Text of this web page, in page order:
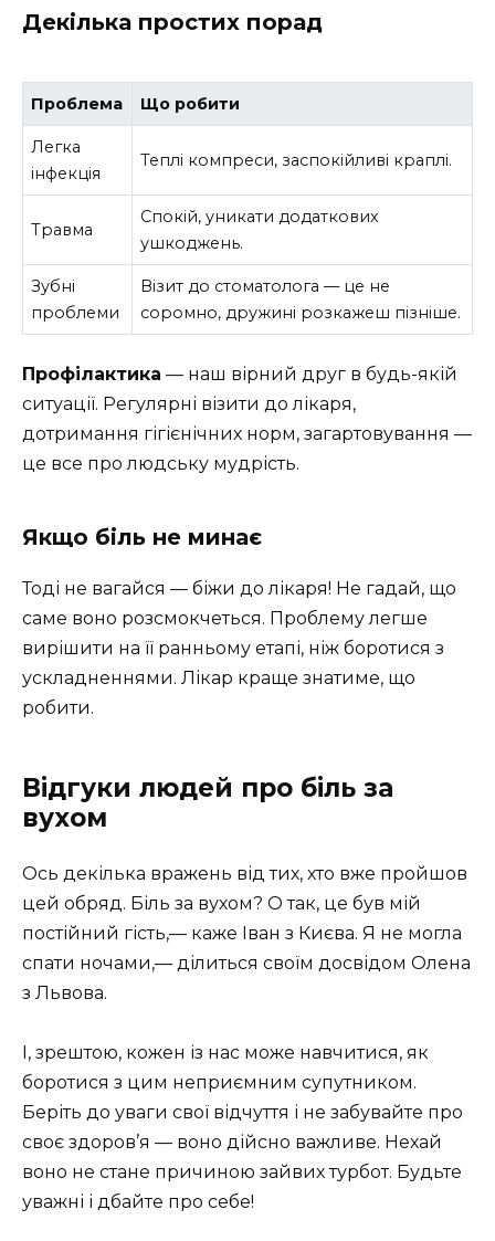
Декілька простих порад
Проблема Що робити
Легка
інфекція
Теплі компреси, заспокійливі краплі.
Травма
Спокій, уникати додаткових
ушкоджень.
Зубні
проблеми
Візит до стоматолога — це не
соромно, дружині розкажеш пізніше.
Профілактика — наш вірний друг в будь-якій
ситуації. Регулярні візити до лікаря,
дотримання гігієнічних норм, загартовування —
це все про людську мудрість.
Якщо біль не минає
Тоді не вагайся — біжи до лікаря! Не гадай, що
саме воно розсмокчеться. Проблему легше
вирішити на її ранньому етапі, ніж боротися з
ускладненнями. Лікар краще знатиме, що
робити.
Відгуки людей про біль за
вухом
Ось декілька вражень від тих, хто вже пройшов
цей обряд. Біль за вухом? О так, це був мій
постійний гість,— каже Іван з Києва. Я не могла
спати ночами,— ділиться своїм досвідом Олена
з Львова.
І, зрештою, кожен із нас може навчитися, як
боротися з цим неприємним супутником.
Беріть до уваги свої відчуття і не забувайте про
своє здоров’я — воно дійсно важливе. Нехай
воно не стане причиною зайвих турбот. Будьте
уважні і дбайте про себе!